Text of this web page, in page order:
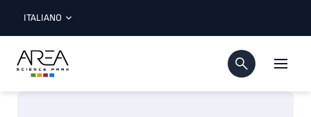
ITALIANO